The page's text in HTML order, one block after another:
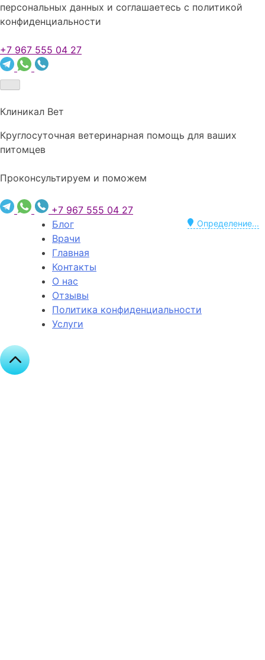
персональных данных и соглашаетесь c политикой
конфиденциальности
+7 967 555 04 27
Клиникал Вет
Круглосуточная ветеринарная помощь для ваших
питомцев
Проконсультируем и поможем
+7 967 555 04 27
Определение...
Блог
Врачи
Главная
Контакты
О нас
Отзывы
Политика конфиденциальности
Услуги